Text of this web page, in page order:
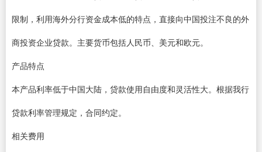
限制，利用海外分行资金成本低的特点，直接向中国投注不良的外
商投资企业贷款。主要货币包括人民币、美元和欧元。
产品特点
本产品利率低于中国大陆，贷款使用自由度和灵活性大。根据我行
贷款利率管理规定，合同约定。
相关费用